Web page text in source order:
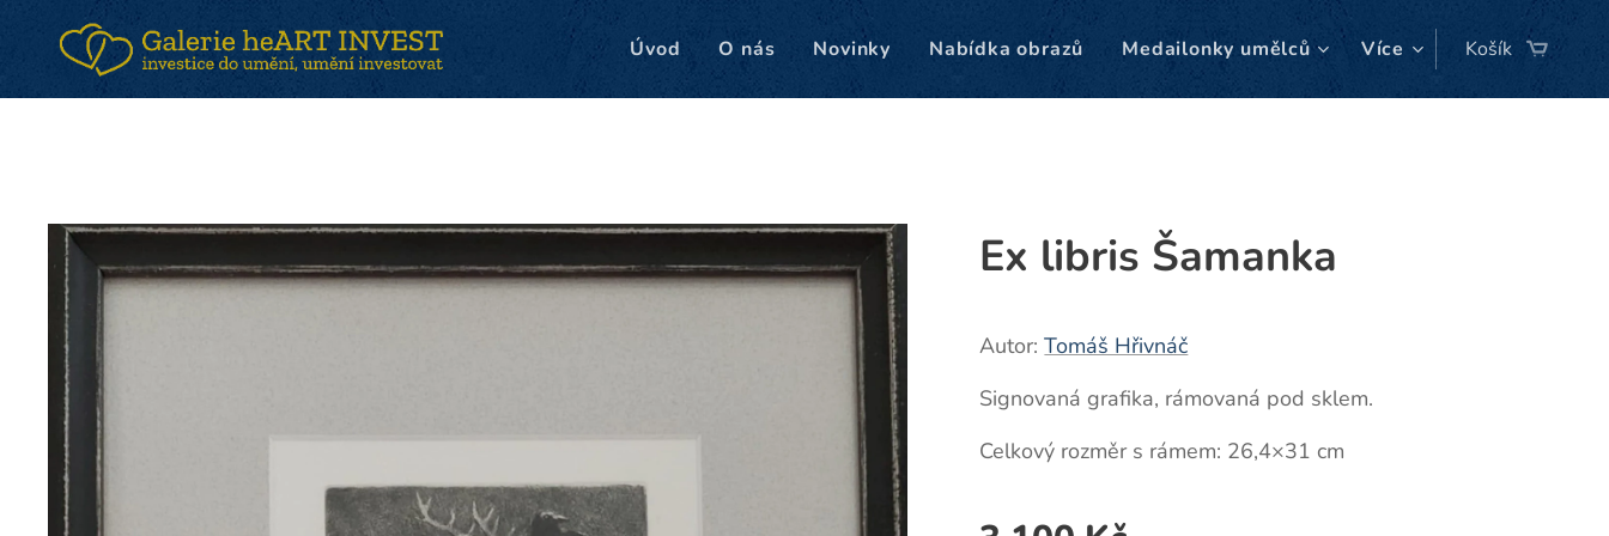
Úvod O nás Novinky Nabídka obrazů Medailonky umělců Více Košík
Ex libris Šamanka
Autor:Tomáš Hřivnáč
Signovaná grafika, rámovaná pod sklem.
Celkový rozměr s rámem: 26,4×31 cm